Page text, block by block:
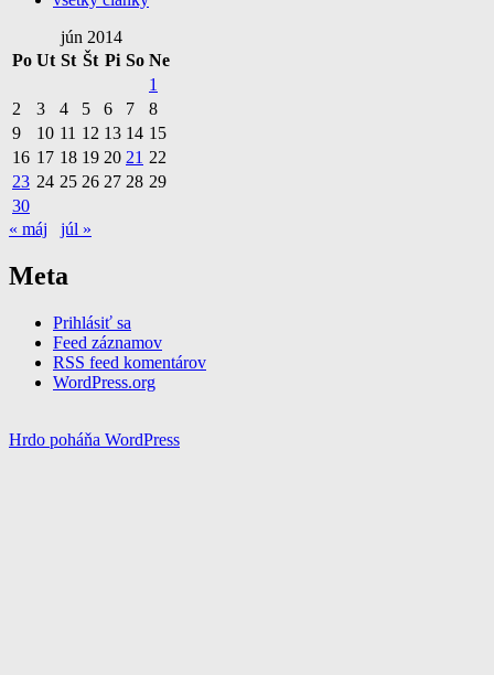
jún 2014
Po Ut St Št Pi So Ne
1
2
3 4 5 6 7
8
9
10 11 12 13 14 15
16 17 18 19 20 21 22
23 24 25 26 27 28 29
30
« máj
júl »
Meta
Prihlásiť sa
Feed záznamov
RSS feed komentárov
WordPress.org
Hrdo poháňa WordPress